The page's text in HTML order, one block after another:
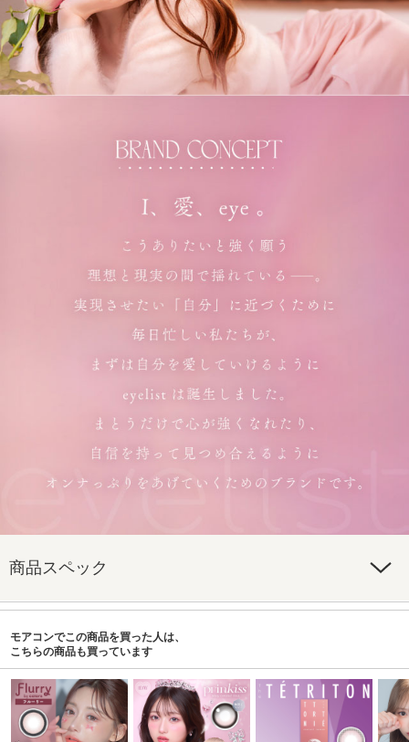
商品スペック
モアコンでこの商品を買った人は、
こちらの商品も買っています